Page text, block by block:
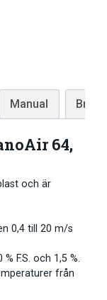
Manual
64,
och är
0,4 till 20 m/s
F.S. och 1,5 %.
från